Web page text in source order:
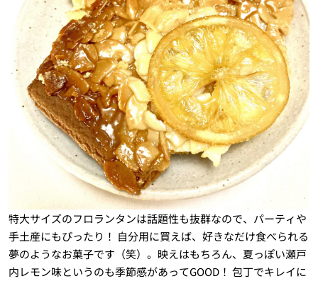
特大サイズのフロランタンは話題性も抜群なので、パーティや
手土産にもぴったり！ 自分用に買えば、好きなだけ食べられる
夢のようなお菓子です（笑）。映えはもちろん、夏っぽい瀬戸
内レモン味というのも季節感があってGOOD！ 包丁でキレイに